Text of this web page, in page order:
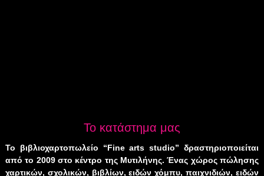
Το κατάστημα μας
Το βιβλιοχαρτοπωλείο “Fine arts studio” δραστηριοποιείται
από το 2009 στο κέντρο της Μυτιλήνης. Ένας χώρος πώλησης
χαρτικών, σχολικών, βιβλίων, ειδών χόμπυ, παιχνιδιών, ειδών